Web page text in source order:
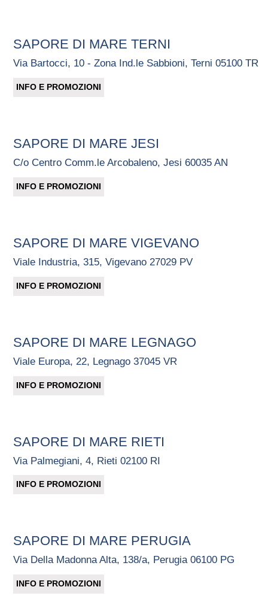
SAPORE DI MARE TERNI
Via Bartocci, 10 - Zona Ind.le Sabbioni, Terni 05100 TR
INFO E PROMOZIONI
SAPORE DI MARE JESI
C/o Centro Comm.le Arcobaleno, Jesi 60035 AN
INFO E PROMOZIONI
SAPORE DI MARE VIGEVANO
Viale Industria, 315, Vigevano 27029 PV
INFO E PROMOZIONI
SAPORE DI MARE LEGNAGO
Viale Europa, 22, Legnago 37045 VR
INFO E PROMOZIONI
SAPORE DI MARE RIETI
Via Palmegiani, 4, Rieti 02100 RI
INFO E PROMOZIONI
SAPORE DI MARE PERUGIA
Via Della Madonna Alta, 138/a, Perugia 06100 PG
INFO E PROMOZIONI